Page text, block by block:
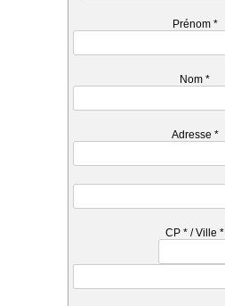
Prénom *
Nom *
Adresse *
CP * / Ville *